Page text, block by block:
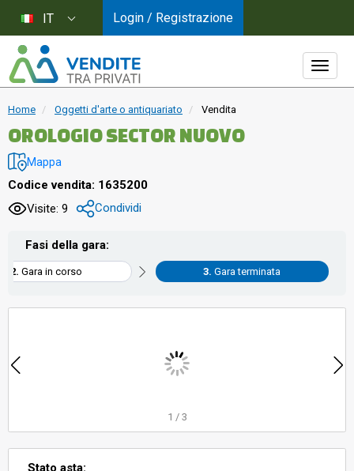
Home Oggetti d'arte o antiquariato Vendita
OROLOGIO SECTOR NUOVO
Mappa
Codice vendita: 1635200
Visite: 9
Condividi
Fasi della gara:
Gara in corso Gara terminata
1 / 3
Stato asta:
IT Login / Registrazione